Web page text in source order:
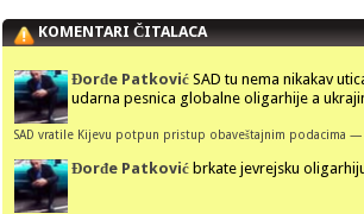
KOMENTARI ČITALACA
Đorđe Patković SAD tu nema nikakav
udarna pesnica globalne oligarhije a
SAD vratile Kijevu potpun pristup obaveštajnim podacima
Đorđe Patković brkate jevrejsku